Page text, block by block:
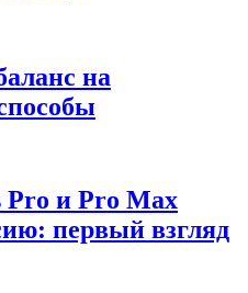
на
Pro и Pro Max
первый взгляд